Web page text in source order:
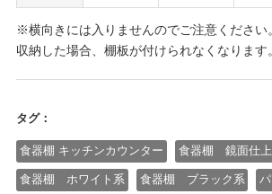
※横向きには入りませんのでご注意ください
収納した場合、棚板が付けられなくなります。
タグ：
食器棚 キッチンカウンター 食器棚 鏡面仕
食器棚 ホワイト系 食器棚 ブラック系